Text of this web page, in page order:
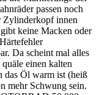
passen noch
Zylinderkopf innen
keine Macken oder
Da scheint mal alles
einen kalten
das Öl warm ist (heiß
mehr Schwung sein.